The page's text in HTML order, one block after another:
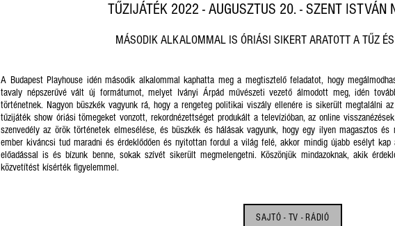
TŰZIJÁTÉK 2022 - AUGUSZTUS 20. - SZENT ISTVÁN
MÁSODIK ALKALOMMAL IS ÓRIÁSI SIKERT ARATOTT A TŰZ
A Budapest Playhouse idén második alkalommal kaphatta meg a megtisztelő feladatot, hogy
tavaly népszerűvé vált új formátumot, melyet Iványi Árpád művészeti vezető álmodott meg, idén
történetnek. Nagyon büszkék vagyunk rá, hogy a rengeteg politikai viszály ellenére is sikerült megtalálni
tűzijáték show óriási tömegeket vonzott, rekordnézettséget produkált a televízióban, az online
szenvedély az örök történetek elmesélése, és büszkék és hálásak vagyunk, hogy egy ilyen magasztos
ember kiváncsi tud maradni és érdeklődően és nyitottan fordul a világ felé, akkor mindig újabb esélyt
előadással is és bízunk benne, sokak szívét sikerült megmelengetni. Köszönjük mindazoknak, akik
közvetítést kísérték figyelemmel.
SAJTÓ - TV - RÁDIÓ